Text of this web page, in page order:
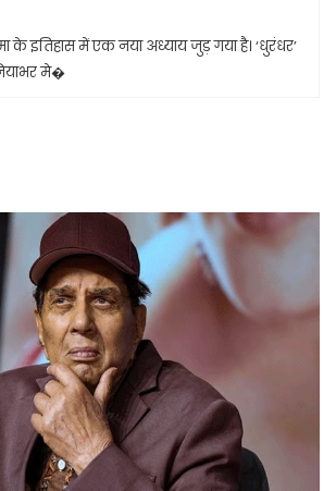
के इतिहास में एक नया अध्याय जुड़ गया है। ‘धुरंधर’
मे�